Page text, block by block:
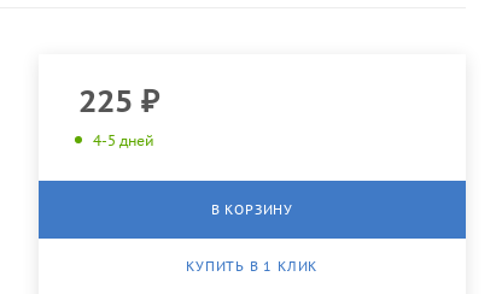
225 ₽
4-5 дней
В КОРЗИНУ
КУПИТЬ В 1 КЛИК